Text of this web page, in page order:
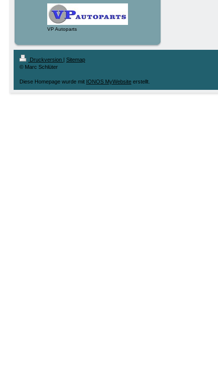
VP Autoparts
Druckversion | Sitemap
© Marc Schlüter
Diese Homepage wurde mit IONOS MyWebsite erstellt.